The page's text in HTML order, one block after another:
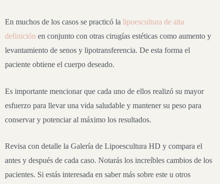
En muchos de los casos se practicó la lipoescultura de alta
definición en conjunto con otras cirugías estéticas como aumento y
levantamiento de senos y lipotransferencia. De esta forma el
paciente obtiene el cuerpo deseado.
Es importante mencionar que cada uno de ellos realizó su mayor
esfuerzo para llevar una vida saludable y mantener su peso para
conservar y potenciar al máximo los resultados.
Revisa con detalle la Galería de Lipoescultura HD y compara el
antes y después de cada caso. Notarás los increíbles cambios de los
pacientes. Si estás interesada en saber más sobre este u otros